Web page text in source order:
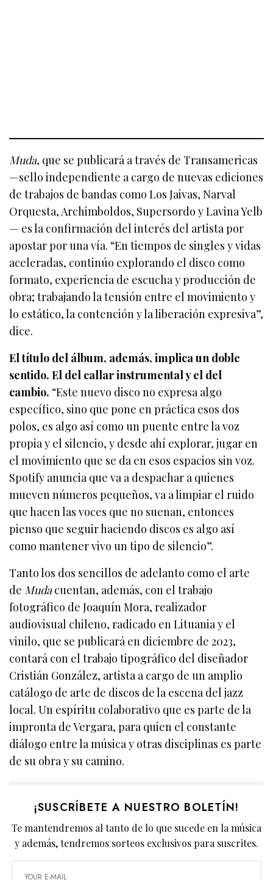
Muda, que se publicará a través de Transamericas
—sello independiente a cargo de nuevas ediciones
de trabajos de bandas como Los Jaivas, Narval
Orquesta, Archimboldos, Supersordo y Lavina Yelb
— es la confirmación del interés del artista por
apostar por una vía. “En tiempos de singles y vidas
aceleradas, continúo explorando el disco como
formato, experiencia de escucha y producción de
obra; trabajando la tensión entre el movimiento y
lo estático, la contención y la liberación expresiva”,
dice.
El título del álbum, además, implica un doble
sentido. El del callar instrumental y el del
cambio. “Este nuevo disco no expresa algo
específico, sino que pone en práctica esos dos
polos, es algo así como un puente entre la voz
propia y el silencio, y desde ahí explorar, jugar en
el movimiento que se da en esos espacios sin voz.
Spotify anuncia que va a despachar a quienes
mueven números pequeños, va a limpiar el ruido
que hacen las voces que no suenan, entonces
pienso que seguir haciendo discos es algo así
como mantener vivo un tipo de silencio”.
Tanto los dos sencillos de adelanto como el arte
de Mudacuentan, además, con el trabajo
fotográfico de Joaquín Mora, realizador
audiovisual chileno, radicado en Lituania y el
vinilo, que se publicará en diciembre de 2023,
contará con el trabajo tipográfico del diseñador
Cristián González, artista a cargo de un amplio
catálogo de arte de discos de la escena del jazz
local. Un espíritu colaborativo que es parte de la
impronta de Vergara, para quien el constante
diálogo entre la música y otras disciplinas es parte
de su obra y su camino.
¡SUSCRÍBETE A NUESTRO BOLETÍN!
Te mantendremos al tanto de lo que sucede en la música
y además, tendremos sorteos exclusivos para suscrites.